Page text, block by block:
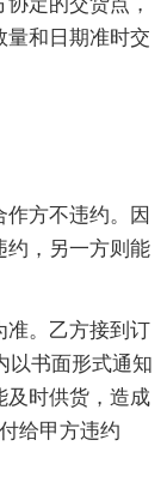
量和日期准时交
方不违约。因
约，另一方则能
准。乙方接到订
以书面形式通知
及时供货，造成
给甲方违约